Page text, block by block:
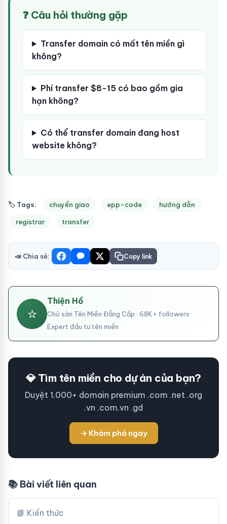
❓ Câu hỏi thường gặp
Transfer domain có mất tên miền gì
không?
Phí transfer $8-15 có bao gồm gia
hạn không?
Có thể transfer domain đang host
website không?
🏷 Tags: chuyển giao epp-code hướng dẫn
registrar transfer
📣 Chia sẻ: Copy link
⭐
Thiện Hồ
Chủ sàn Tên Miền Đẳng Cấp · 68K+ followers ·
Expert đầu tư tên miền
💎 Tìm tên miền cho dự án của bạn?
Duyệt 1.000+ domain premium .com .net .org
.vn .com.vn .gd
→ Khám phá ngay
📚 Bài viết liên quan
📘 Kiến thức